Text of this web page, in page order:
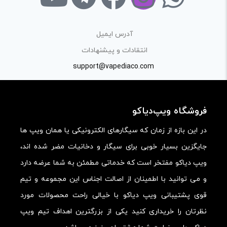
راهنمایی در این بخش خودداری کرده و سوالات خود را در بخش
آدرس ایمیل
انتقادات و پیشنهادات
support@vapediaco.com
فروشگاه ویپ‌دیاکو
در این بازه از زمان که سیگارهای الکترونیکی یا همان ویپ ها
جایگزین بسیار خوبی برای سیگار و دخانیات مضر شده اند،
ویپ دیاکو مفتخر است که خدماتی مطمئن به شما عرضه دارد
و می توانید با اطمینان از اصالت اجناس این مجموعه و تیم
قوی پشتیبانی ویپ دیاکو با خیالی راحت محصولات مورد
نظرتان را خریداری کنید یکی از بزرگترین اهداف تیم ویپ